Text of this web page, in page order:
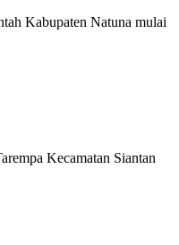
Kabupaten Natuna mulai
Kecamatan Siantan